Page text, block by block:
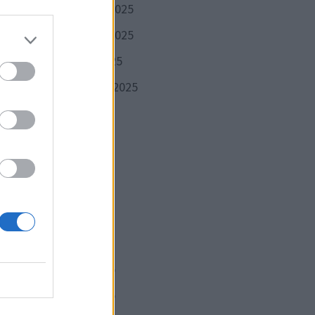
Publication
décembre 2025
novembre 2025
octobre 2025
septembre 2025
février 2025
janvier 2025